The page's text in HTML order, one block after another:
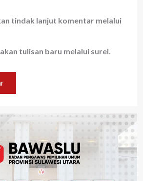
tindak lanjut komentar melalui
tulisan baru melalui surel.